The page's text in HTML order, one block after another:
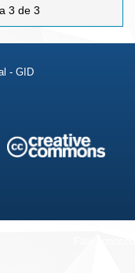
3 de 3
- GID